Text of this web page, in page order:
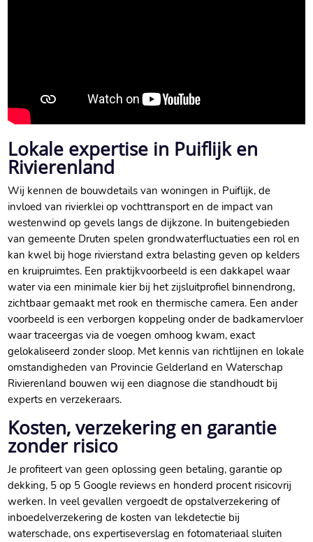
Lokale expertise in Puiflijk en
Rivierenland
Wij kennen de bouwdetails van woningen in Puiflijk, de
invloed van rivierklei op vochttransport en de impact van
westenwind op gevels langs de dijkzone. In buitengebieden
van gemeente Druten spelen grondwaterfluctuaties een rol en
kan kwel bij hoge rivierstand extra belasting geven op kelders
en kruipruimtes. Een praktijkvoorbeeld is een dakkapel waar
water via een minimale kier bij het zijsluitprofiel binnendrong,
zichtbaar gemaakt met rook en thermische camera. Een ander
voorbeeld is een verborgen koppeling onder de badkamervloer
waar traceergas via de voegen omhoog kwam, exact
gelokaliseerd zonder sloop. Met kennis van richtlijnen en lokale
omstandigheden van Provincie Gelderland en Waterschap
Rivierenland bouwen wij een diagnose die standhoudt bij
experts en verzekeraars.
Kosten, verzekering en garantie
zonder risico
Je profiteert van geen oplossing geen betaling, garantie op
dekking, 5 op 5 Google reviews en honderd procent risicovrij
werken. In veel gevallen vergoedt de opstalverzekering of
inboedelverzekering de kosten van lekdetectie bij
waterschade, ons expertiseverslag en fotomateriaal sluiten